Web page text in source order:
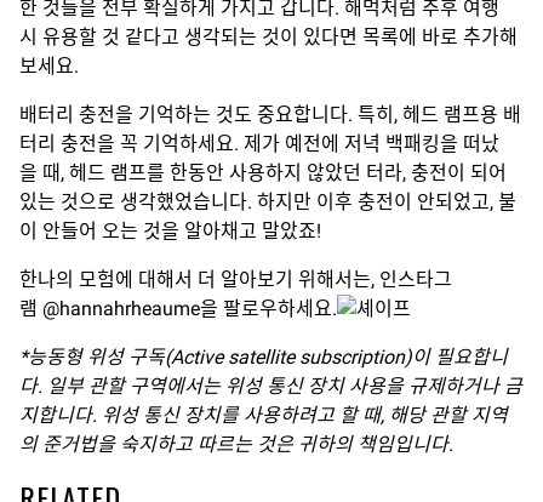
한 것들을 전부 확실하게 가지고 갑니다. 해먹처럼 추후 여행
시 유용할 것 같다고 생각되는 것이 있다면 목록에 바로 추가해
보세요.
배터리 충전을 기억하는 것도 중요합니다. 특히, 헤드 램프용 배
터리 충전을 꼭 기억하세요. 제가 예전에 저녁 백패킹을 떠났
을 때, 헤드 램프를 한동안 사용하지 않았던 터라, 충전이 되어
있는 것으로 생각했었습니다. 하지만 이후 충전이 안되었고, 불
이 안들어 오는 것을 알아채고 말았죠!
한나의 모험에 대해서 더 알아보기 위해서는, 인스타그
램 @hannahrheaume을 팔로우하세요.
*능동형 위성 구독(Active satellite subscription)이 필요합니
다. 일부 관할 구역에서는 위성 통신 장치 사용을 규제하거나 금
지합니다. 위성 통신 장치를 사용하려고 할 때, 해당 관할 지역
의 준거법을 숙지하고 따르는 것은 귀하의 책임입니다.